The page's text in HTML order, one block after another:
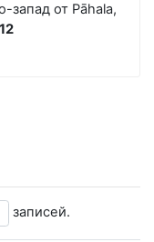
от Pāhala,
12
записей.